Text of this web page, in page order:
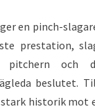
en pinch-
prestation,
pitchern och
beslutet.
historik mot